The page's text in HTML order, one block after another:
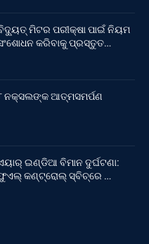
ମିଟର ପରୀକ୍ଷା ପାଇଁ ନିୟମ
କରିବାକୁ ପ୍ରସ୍ତୁତ…
ନକ୍ସଲଙ୍କ ଆତ୍ମସମର୍ପଣ
ଇଣ୍ଡିଆ ବିମାନ ଦୁର୍ଘଟଣା:
କଣ୍ଟ୍ରୋଲ୍‌ ସ୍ବିଚ୍‌ରେ …